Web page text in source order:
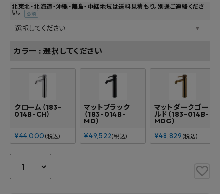
メルマガ登録
特定商取引法について
プライバシーポリシー
北東北・北海道・沖縄・離島・中継地域は送料見積もり。別途ご連絡くださ
い。
(必
須)
カラー 選択してください
クローム（183-
014B-CH）
¥44,000 税込
マットブラック
（183-014B-
MD）
¥49,522 税込
マットダークゴー
ルド（183-014B-
MDG）
¥48,829 税込